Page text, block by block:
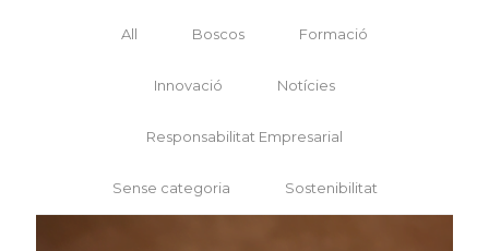
All Boscos Formació
Innovació Notícies
Responsabilitat Empresarial
Sense categoria Sostenibilitat